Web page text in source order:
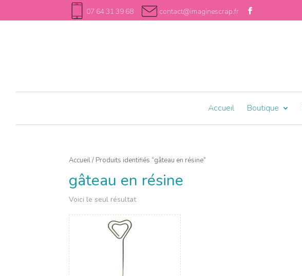
07 64 31 39 68 contact@imaginescrap.fr
Accueil Boutique
Accueil/ Produits identifiés “gâteau en résine”
gâteau en résine
Voici le seul résultat